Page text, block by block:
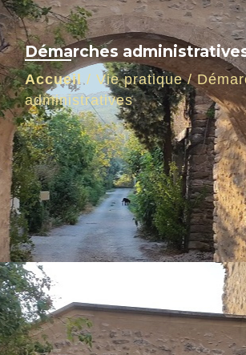
Démarches
Accueil/ Vie pratique/
administratives